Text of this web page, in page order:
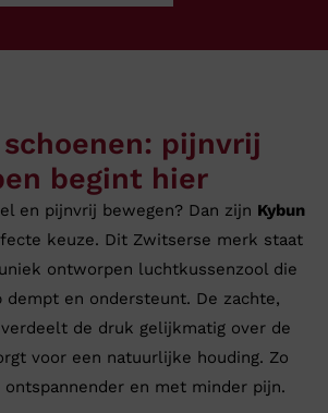
schoenen: pijnvrij
begint hier
en pijnvrij bewegen? Dan zijn Kybun
keuze. Dit Zwitserse merk staat
ontworpen luchtkussenzool die
dempt en ondersteunt. De zachte,
de druk gelijkmatig over de
voor een natuurlijke houding. Zo
en met minder pijn.